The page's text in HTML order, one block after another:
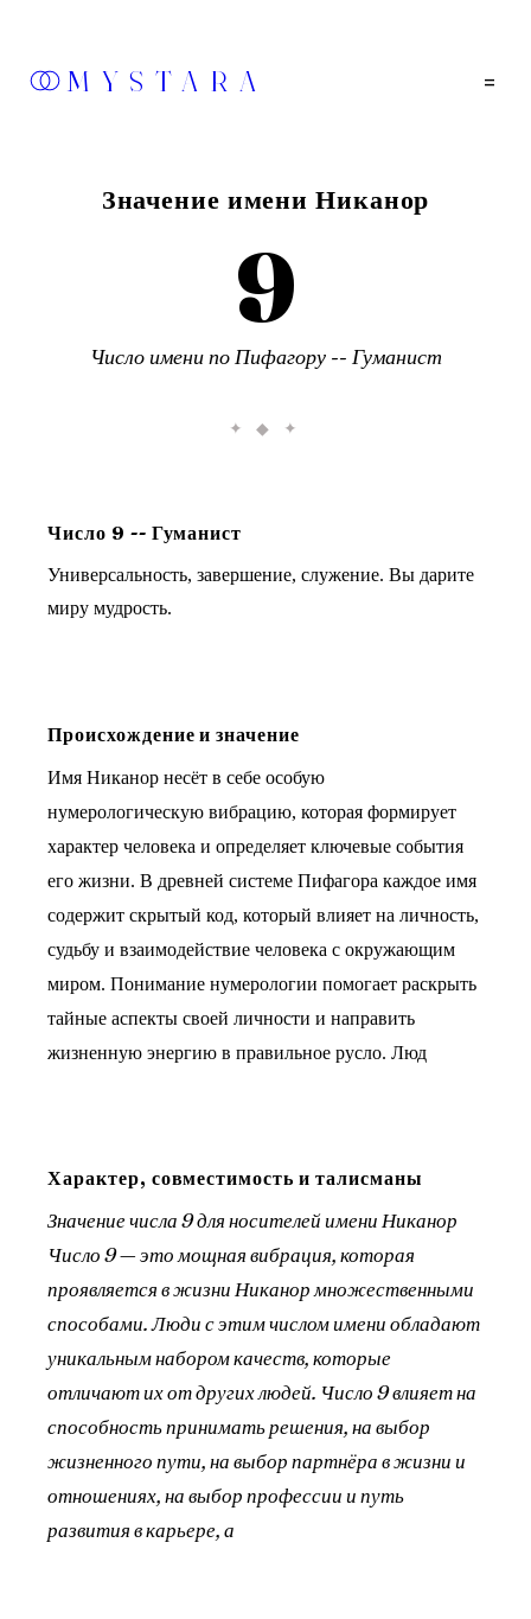
MYSTARA =
Значение имениНиканор
9
Число имени по Пифагору -- Гуманист
✦ ◆ ✦
Число 9 -- Гуманист
Универсальность, завершение, служение. Вы дарите
миру мудрость.
Происхождение и значение
Имя Никанор несёт в себе особую
нумерологическую вибрацию, которая формирует
характер человека и определяет ключевые события
его жизни. В древней системе Пифагора каждое имя
содержит скрытый код, который влияет на личность,
судьбу и взаимодействие человека с окружающим
миром. Понимание нумерологии помогает раскрыть
тайные аспекты своей личности и направить
жизненную энергию в правильное русло. Люд
Характер, совместимость и талисманы
Значение числа 9 для носителей имени Никанор
Число 9 — это мощная вибрация, которая
проявляется в жизни Никанор множественными
способами. Люди с этим числом имени обладают
уникальным набором качеств, которые
отличают их от других людей. Число 9 влияет на
способность принимать решения, на выбор
жизненного пути, на выбор партнёра в жизни и
отношениях, на выбор профессии и путь
развития в карьере, а